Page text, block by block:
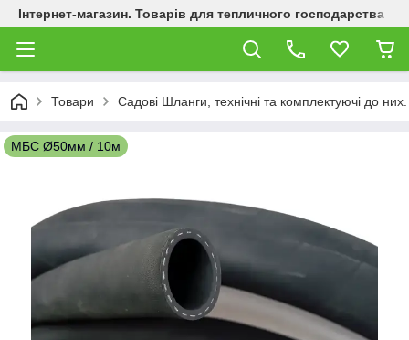
Інтернет-магазин. Товарів для тепличного господарства
Товари Садові Шланги, технічні та комплектуючі до них.
МБС Ø50мм / 10м